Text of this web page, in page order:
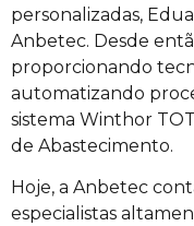
personalizadas,
Anbetec. Desde
proporcionando
automatizando
sistema Winthor
de Abastecimento.
Hoje, a Anbetec
especialistas